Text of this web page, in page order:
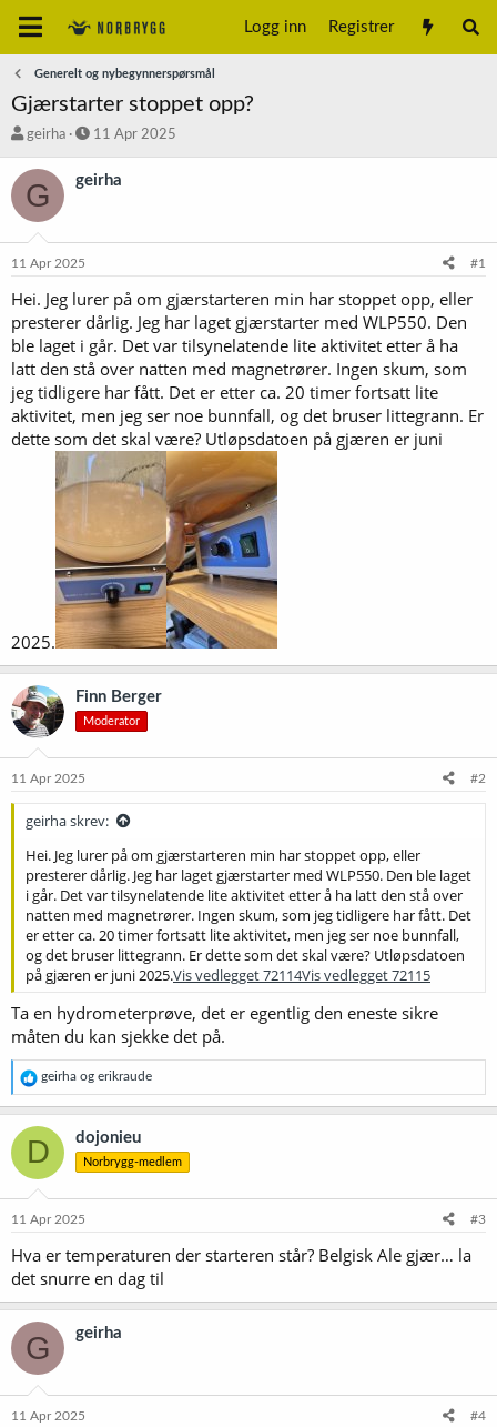
Logg inn Registrer
Generelt og nybegynnerspørsmål
Gjærstarter stoppet opp?
T
å
d
t
r
geirha
S
a
o
11 Apr 2025
G geirha
11 Apr 2025 #1
Hei. Jeg lurer på om gjærstarteren min har stoppet opp, eller
presterer dårlig. Jeg har laget gjærstarter med WLP550. Den
ble laget i går. Det var tilsynelatende lite aktivitet etter å ha
latt den stå over natten med magnetrører. Ingen skum, som
jeg tidligere har fått. Det er etter ca. 20 timer fortsatt lite
aktivitet, men jeg ser noe bunnfall, og det bruser littegrann. Er
dette som det skal være? Utløpsdatoen på gjæren er juni
2025.
Finn Berger
Moderator
11 Apr 2025 #2
geirha skrev:
Hei. Jeg lurer på om gjærstarteren min har stoppet opp, eller
presterer dårlig. Jeg har laget gjærstarter med WLP550. Den ble laget
i går. Det var tilsynelatende lite aktivitet etter å ha latt den stå over
natten med magnetrører. Ingen skum, som jeg tidligere har fått. Det
er etter ca. 20 timer fortsatt lite aktivitet, men jeg ser noe bunnfall,
og det bruser littegrann. Er dette som det skal være? Utløpsdatoen
på gjæren er juni 2025.Vis vedlegget 72114Vis vedlegget 72115
Ta en hydrometerprøve, det er egentlig den eneste sikre
måten du kan sjekke det på.
R
e
a
k
s
j
o
e
geirha og erikraude
D dojonieu
Norbrygg-medlem
11 Apr 2025 #3
Hva er temperaturen der starteren står? Belgisk Ale gjær… la
det snurre en dag til
G geirha
11 Apr 2025 #4